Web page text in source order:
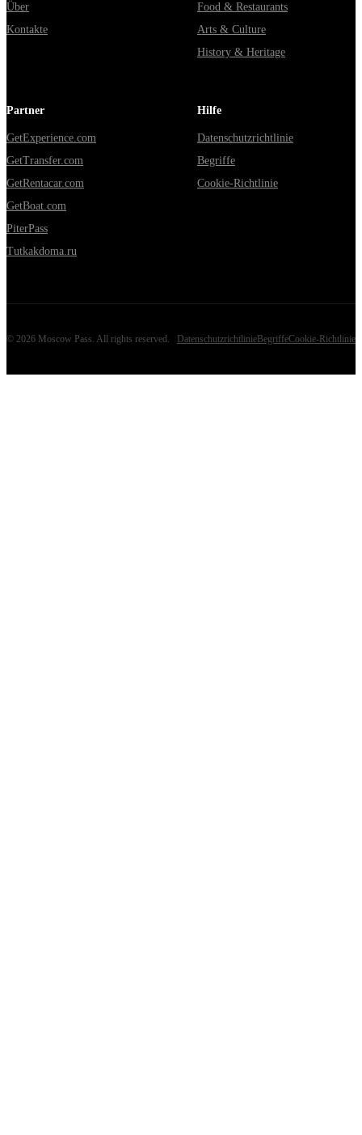
Über
Kontakte
Food & Restaurants
Arts & Culture
History & Heritage
Partner
GetExperience.com
GetTransfer.com
GetRentacar.com
GetBoat.com
PiterPass
Tutkakdoma.ru
Hilfe
Datenschutzrichtlinie
Begriffe
Cookie-Richtlinie
© 2026 Moscow Pass. All rights reserved. Datenschutzrichtlinie BegriffeCookie-Richtlinie